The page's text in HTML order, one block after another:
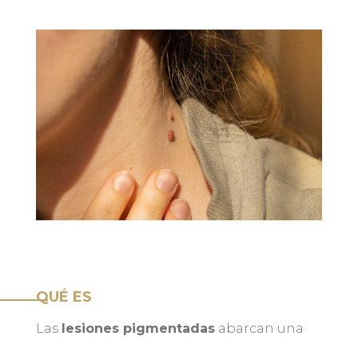
QUÉ ES
Las lesiones pigmentadas abarcan una